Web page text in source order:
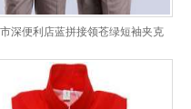
深便利店蓝拼接领苍绿短袖夹克